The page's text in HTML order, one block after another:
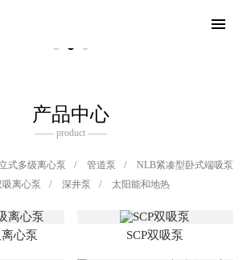
产品中心
—— product ——
式多级离心泵 / 管道泵 /
NLB紧凑型卧式端吸泵
吸离心泵 / 深井泵 / 太阳能和地热
心泵 SCP双吸泵